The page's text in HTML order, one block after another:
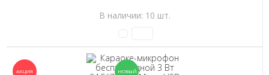
В наличии: 10 шт.